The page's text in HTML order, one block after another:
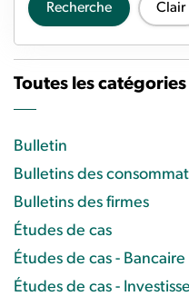
Recherche Clair
Toutes les catégories
Bulletin
Bulletins des
Bulletins des firmes
Études de cas
Études de cas - Bancaire
Études de cas -